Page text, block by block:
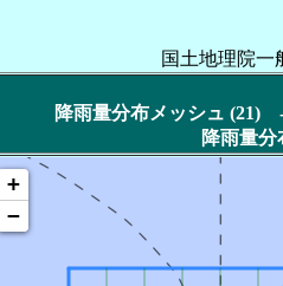
国土地理院
降雨量分布メッシュ
降雨量
+
−